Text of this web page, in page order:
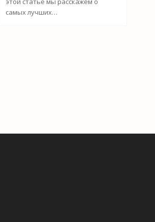
самых лучших…